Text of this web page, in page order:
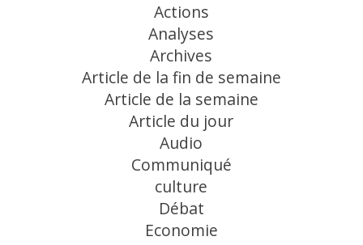
Actions
Analyses
Archives
Article de la fin de semaine
Article de la semaine
Article du jour
Audio
Communiqué
culture
Débat
Economie